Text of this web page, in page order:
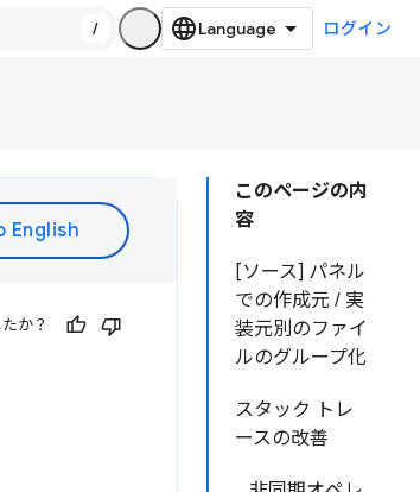
/ ログイン
このページの内
容
[ソース] パネル
での作成元 / 実
装元別のファイ
ルのグループ化
スタック トレ
ースの改善
か？